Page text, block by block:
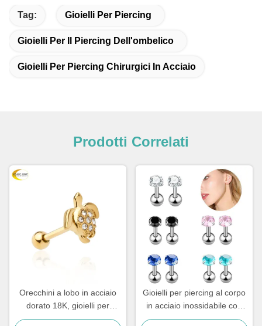
Tag: Gioielli Per Piercing
Gioielli Per Il Piercing Dell'ombelico
Gioielli Per Piercing Chirurgici In Acciaio
Prodotti Correlati
Orecchini a lobo in acciaio
dorato 18K, gioielli per
piercing all'orecchio 1.0 X
Gioielli per piercing al corpo
in acciaio inossidabile con
borchie, piercing all'orecchio